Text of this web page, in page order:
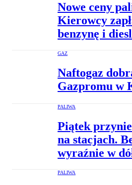
Nowe ceny
Kierowcy
benzynę i
GAZ
Naftogaz
Gazpromu w
PALIWA
Piątek
na stacjach.
wyraźnie w
PALIWA